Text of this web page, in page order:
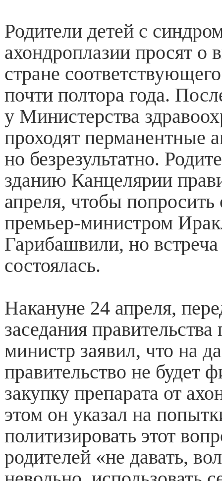
Родители детей с
ахондроплазии просят о
стране
почти полтора года.
у Министерства
проходят перманентные
но безрезультатно.
зданию Канцелярии
апреля, чтобы попросить
премьер-министром
Гарибашвили, но встреча
состоялась.
Накануне 24 апреля,
заседания
министр заявил, что на
правительство не будет
закупку препарата от
этом он указал на
политизировать этот
родителей «не давать,